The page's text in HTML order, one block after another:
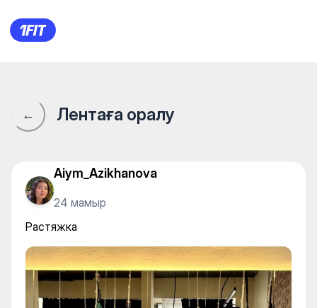
Растяжка
← Лентаға оралу
Aiym_Azikhanova
24 мамыр
Растяжка